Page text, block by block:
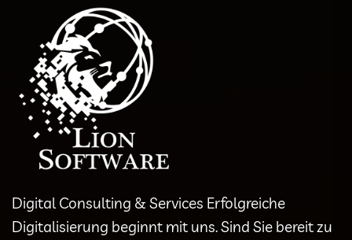
Digital Consulting & Services Erfolgreiche
Digitalisierung beginnt mit uns. Sind Sie bereit zu